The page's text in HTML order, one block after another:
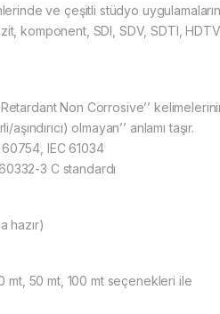
ve çeşitli stüdyo
komponent, SDI, SDV, SDTI,
Retardant Non Corrosive’’
olmayan’’ anlamı taşır.
60754, IEC 61034
3 C standardı
hazır)
mt, 50 mt, 100 mt seçenekleri ile